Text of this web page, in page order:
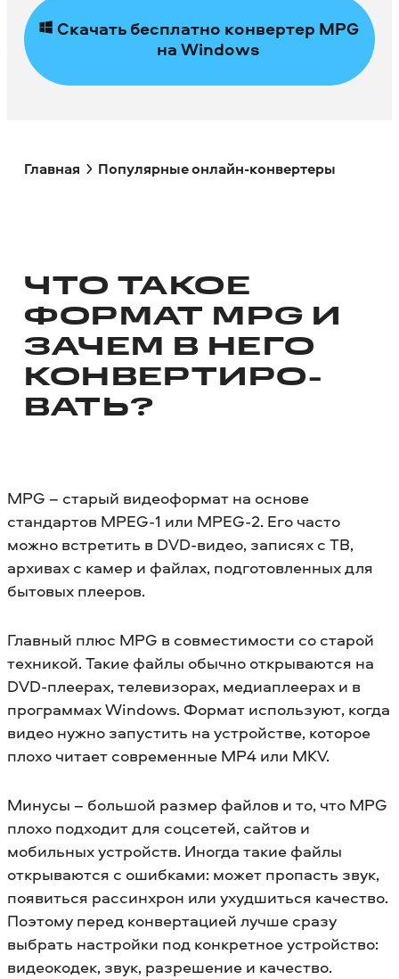
Скачать бесплатно конвертер MPG
на Windows
Главная Популярные онлайн-конвертеры
ЧТО ТАКОЕ
ФОРМАТ MPG И
ЗАЧЕМ В НЕГО
КОНВЕРТИРО­
ВАТЬ?
MPG – старый видеоформат на основе
стандартов MPEG-1 или MPEG-2. Его часто
можно встретить в DVD-видео, записях с ТВ,
архивах с камер и файлах, подготовленных для
бытовых плееров.
Главный плюс MPG в совместимости со старой
техникой. Такие файлы обычно открываются на
DVD-плеерах, телевизорах, медиаплеерах и в
программах Windows. Формат используют, когда
видео нужно запустить на устройстве, которое
плохо читает современные MP4 или MKV.
Минусы – большой размер файлов и то, что MPG
плохо подходит для соцсетей, сайтов и
мобильных устройств. Иногда такие файлы
открываются с ошибками: может пропасть звук,
появиться рассинхрон или ухудшиться качество.
Поэтому перед конвертацией лучше сразу
выбрать настройки под конкретное устройство:
видеокодек, звук, разрешение и качество.